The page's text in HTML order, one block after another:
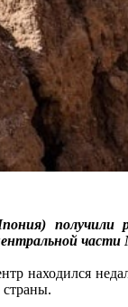
находился